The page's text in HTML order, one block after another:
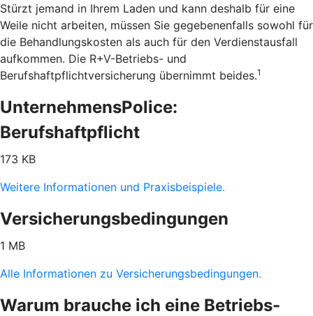
Stürzt jemand in Ihrem Laden und kann deshalb für eine
Weile nicht arbeiten, müssen Sie gegebenenfalls sowohl für
die Behandlungskosten als auch für den Verdienstausfall
aufkommen. Die R+V-Betriebs- und
Berufshaftpflichtversicherung übernimmt beides.1
UnternehmensPolice:
Berufshaftpflicht
173 KB
Weitere Informationen und Praxisbeispiele.
Versicherungsbedingungen
1 MB
Alle Informationen zu Versicherungsbedingungen.
Warum brauche ich eine Betriebs-